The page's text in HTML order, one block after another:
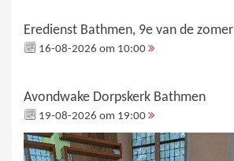
Eredienst Bathmen, 9e van de zomer
16-08-2026 om 10:00
Avondwake Dorpskerk Bathmen
19-08-2026 om 19:00